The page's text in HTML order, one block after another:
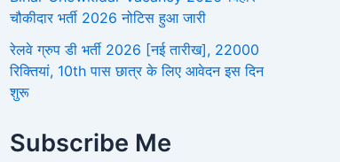
चौकीदार भर्ती 2026 नोटिस हुआ जारी
रेलवे ग्रुप डी भर्ती 2026 [नई तारीख], 22000
रिक्तियां, 10th पास छात्र के लिए आवेदन इस दिन
शुरू
Subscribe Me